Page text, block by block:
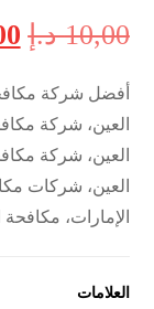
10,00 د.إ
أفضل شركة
العين، شركة
العين، شركة
العين، شركات
الإمارات،
العلامات